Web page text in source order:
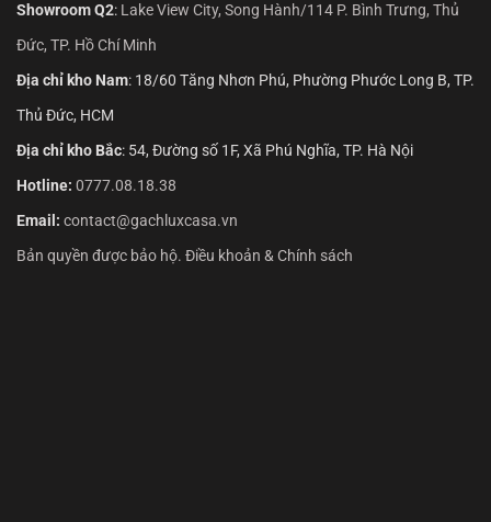
Showroom Q2: Lake View City, Song Hành/114 P. Bình Trưng, Thủ
Đức, TP. Hồ Chí Minh
Địa chỉ kho Nam: 18/60 Tăng Nhơn Phú, Phường Phước Long B, TP.
Thủ Đức, HCM
Địa chỉ kho Bắc: 54, Đường số 1F, Xã Phú Nghĩa, TP. Hà Nội
Hotline: 0777.08.18.38
Email: contact@gachluxcasa.vn
Bản quyền được bảo hộ. Điều khoản & Chính sách